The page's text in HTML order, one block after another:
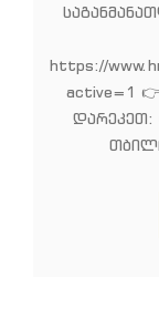
https://
active=1
დარეკეთ: